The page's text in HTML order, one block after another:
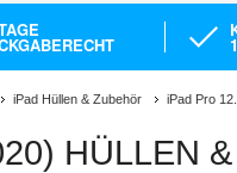
iPad Hüllen & Zubehör iPad Pro
HÜLLEN